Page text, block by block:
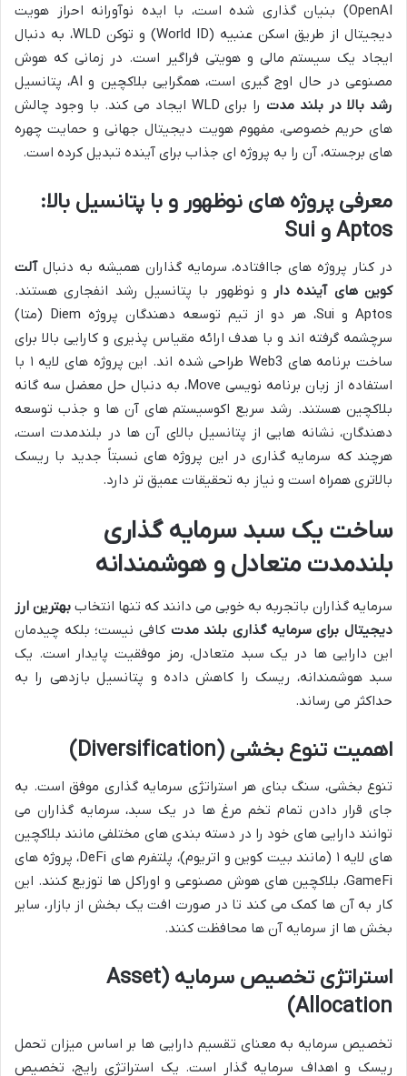
OpenAI) بنیان گذاری شده است، با ایده نوآورانه احراز هویت
دیجیتال از طریق اسکن عنبیه (World ID) و توکن WLD، به دنبال
ایجاد یک سیستم مالی و هویتی فراگیر است. در زمانی که هوش
مصنوعی در حال اوج گیری است، همگرایی بلاکچین و AI، پتانسیل
رشد بالا در بلند مدت
را برای WLD ایجاد می کند. با وجود چالش
های حریم خصوصی، مفهوم هویت دیجیتال جهانی و حمایت چهره
های برجسته، آن را به پروژه ای جذاب برای آینده تبدیل کرده است.
معرفی پروژه های نوظهور و با پتانسیل بالا:
Aptos و Sui
در کنار پروژه های جاافتاده، سرمایه گذاران همیشه به دنبالآلت
کوین های آینده دار و نوظهور با پتانسیل رشد انفجاری هستند.
Aptos و Sui، هر دو از تیم توسعه دهندگان پروژه Diem (متا)
سرچشمه گرفته اند و با هدف ارائه مقیاس پذیری و کارایی بالا برای
ساخت برنامه های Web3 طراحی شده اند. این پروژه های لایه ۱ با
استفاده از زبان برنامه نویسی Move، به دنبال حل معضل سه گانه
بلاکچین هستند. رشد سریع اکوسیستم های آن ها و جذب توسعه
دهندگان، نشانه هایی از پتانسیل بالای آن ها در بلندمدت است،
هرچند که سرمایه گذاری در این پروژه های نسبتاً جدید با ریسک
بالاتری همراه است و نیاز به تحقیقات عمیق تر دارد.
ساخت یک سبد سرمایه گذاری
بلندمدت متعادل و هوشمندانه
سرمایه گذاران باتجربه به خوبی می دانند که تنها انتخاب بهترین ارز
دیجیتال برای سرمایه گذاری بلند مدت کافی نیست؛ بلکه چیدمان
این دارایی ها در یک سبد متعادل، رمز موفقیت پایدار است. یک
سبد هوشمندانه، ریسک را کاهش داده و پتانسیل بازدهی را به
حداکثر می رساند.
اهمیت تنوع بخشی (Diversification)
تنوع بخشی، سنگ بنای هر استراتژی سرمایه گذاری موفق است. به
جای قرار دادن تمام تخم مرغ ها در یک سبد، سرمایه گذاران می
توانند دارایی های خود را در دسته بندی های مختلفی مانند بلاکچین
های لایه ۱ (مانند بیت کوین و اتریوم)، پلتفرم های DeFi، پروژه های
GameFi، بلاکچین های هوش مصنوعی و اوراکل ها توزیع کنند. این
کار به آن ها کمک می کند تا در صورت افت یک بخش از بازار، سایر
بخش ها از سرمایه آن ها محافظت کنند.
استراتژی تخصیص سرمایه (Asset
Allocation)
تخصیص سرمایه به معنای تقسیم دارایی ها بر اساس میزان تحمل
ریسک و اهداف سرمایه گذار است. یک استراتژی رایج، تخصیص